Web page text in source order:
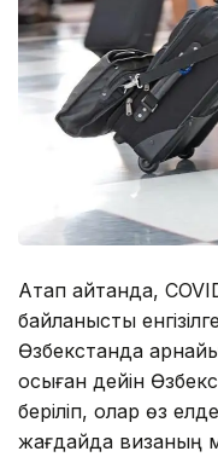
Атап айтқанда,
байланысты
Өзбекстанда
осыған дейін
беріліп, олар өз
жағдайда визаның